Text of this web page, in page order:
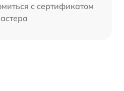
с сертификатом